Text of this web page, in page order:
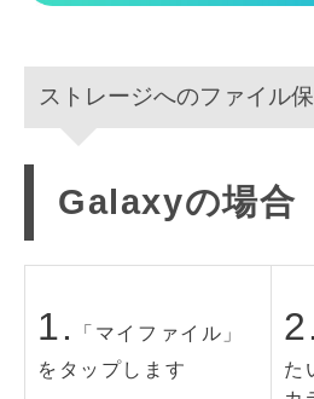
ストレージへのファイル
Galaxyの場合
1.
「マイファイル」
をタップします
た